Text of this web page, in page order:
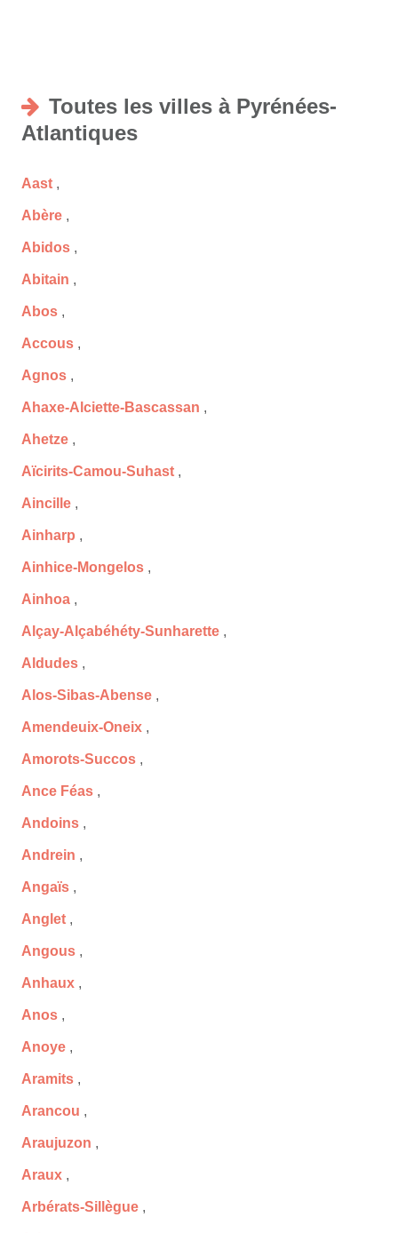
Toutes les villes à Pyrénées-
Atlantiques
Aast ,
Abère ,
Abidos ,
Abitain ,
Abos ,
Accous ,
Agnos ,
Ahaxe-Alciette-Bascassan ,
Ahetze ,
Aïcirits-Camou-Suhast ,
Aincille ,
Ainharp ,
Ainhice-Mongelos ,
Ainhoa ,
Alçay-Alçabéhéty-Sunharette ,
Aldudes ,
Alos-Sibas-Abense ,
Amendeuix-Oneix ,
Amorots-Succos ,
Ance Féas ,
Andoins ,
Andrein ,
Angaïs ,
Anglet ,
Angous ,
Anhaux ,
Anos ,
Anoye ,
Aramits ,
Arancou ,
Araujuzon ,
Araux ,
Arbérats-Sillègue ,